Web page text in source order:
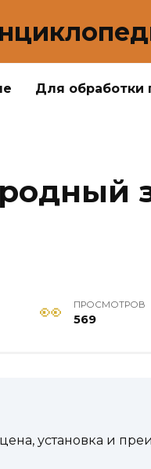
Для обработки
ПРОСМОТРОВ
569
установка и